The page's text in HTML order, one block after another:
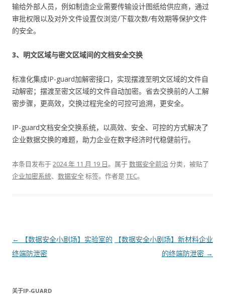
输给外部人员，例如制造企业需要传输设计图纸给供应商，通过
审批权限以及对外文件设置仅浏览/下载次数/有效期等保护文件
的安全。
3、明文区域与密文区域间的文档安全交换
标准化集成IP-guard加解密接口，实现摆渡至明文区域的文件自
动解密；摆渡至密文区域的文件自动加密。省去交换前的人工解
密步骤，更高效，交换过程完全的可控可追溯，更安全。
IP-guard文档安全交换系统，以高效、安全、可控的方式解决了
企业数据交换的难题，助力企业在数字经济时代稳健前行。
本条目发布于2024 年 11 月 19 日。属于数据安全前沿分类，被贴了
企业加密系统、 数据安全标签。 作者是TEC。
文章导航
←
【数据安全小剧场】实验室的
终端防泄密
【数据安全小剧场】新材料企业
的终端防泄密 →
关于IP-GUARD